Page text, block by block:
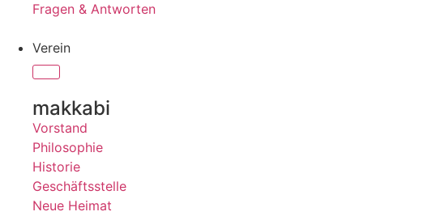
Fragen & Antworten
Verein
makkabi
Vorstand
Philosophie
Historie
Geschäftsstelle
Neue Heimat